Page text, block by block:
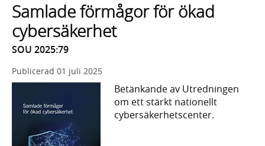
Samlade förmågor för ökad
cybersäkerhet
SOU 2025:79
Publicerad 01 juli 2025
Betänkande av Utredningen
om ett stärkt nationellt
cybersäkerhetscenter.